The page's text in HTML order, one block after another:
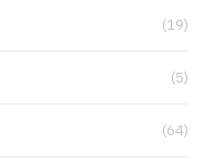
(19)
(5)
(64)